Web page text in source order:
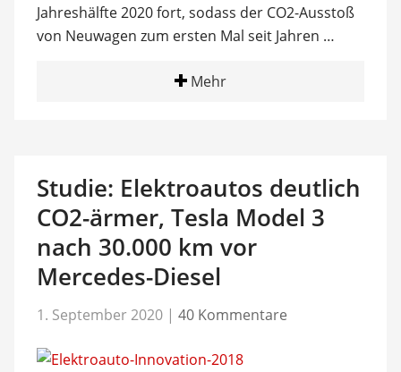
Jahreshälfte 2020 fort, sodass der CO2-Ausstoß
von Neuwagen zum ersten Mal seit Jahren …
Mehr
Studie: Elektroautos deutlich
CO2-ärmer, Tesla Model 3
nach 30.000 km vor
Mercedes-Diesel
1. September 2020 | 40 Kommentare